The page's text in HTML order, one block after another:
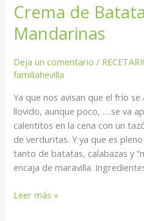
Crema de
Mandarinas
Deja un comentario /
familiahevilla
Ya que nos avisan que el frío
llovido, aunque poco, ….se va
calentitos en la cena con un
de verduritas. Y ya que es
tanto de batatas, calabazas y
encaja de maravilla.
Batatas
con
Mandarinas
Leer más »